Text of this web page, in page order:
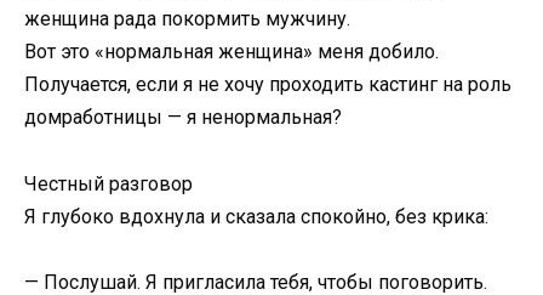
женщина рада покормить мужчину.
Вот это «нормальная женщина» меня добило.
Получается, если я не хочу проходить кастинг на роль
домработницы — я ненормальная?
Честный разговор
Я глубоко вдохнула и сказала спокойно, без крика:
— Послушай. Я пригласила тебя, чтобы поговорить.